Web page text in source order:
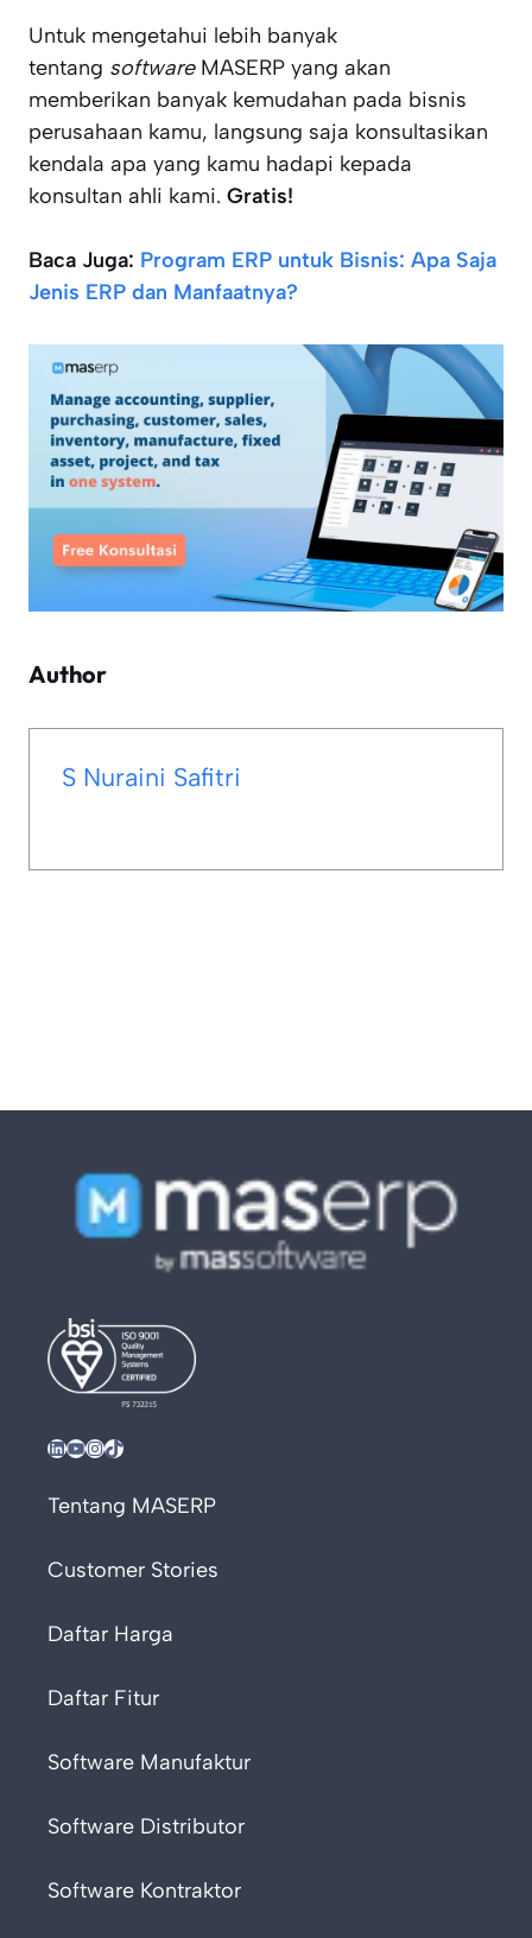
Untuk mengetahui lebih banyak
tentang softwareMASERP yang akan
memberikan banyak kemudahan pada bisnis
perusahaan kamu, langsung saja konsultasikan
kendala apa yang kamu hadapi kepada
konsultan ahli kami. Gratis!
Baca Juga: Program ERP untuk Bisnis: Apa Saja
Jenis ERP dan Manfaatnya?
Author
S Nuraini Safitri
LinkedIn YouTube InstagramTikTok
Tentang MASERP
Customer Stories
Daftar Harga
Daftar Fitur
Software Manufaktur
Software Distributor
Software Kontraktor